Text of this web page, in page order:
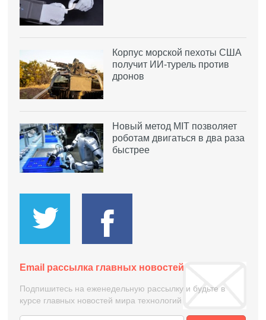
Корпус морской пехоты США
получит ИИ-турель против
дронов
Новый метод MIT позволяет
роботам двигаться в два раза
быстрее
Email рассылка главных новостей
Подпишитесь на еженедельную рассылку и будьте в
курсе главных новостей мира технологий